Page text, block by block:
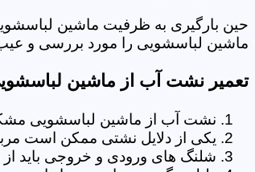
حین بارگیری به ظرفیت ماشین
ماشین لباسشویی را مورد بررسی و عیب
تعمیر نشت آب از ماشین
نشت آب از ماشین لباسشویی
یکی از دلایل نشتی ممکن است
شلنگ های ورودی و خروجی باید